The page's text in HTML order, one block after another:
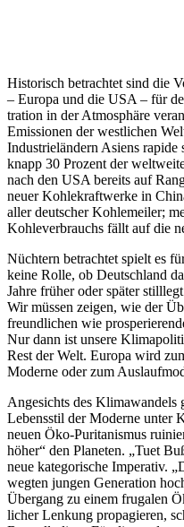
Histo­risch betrachtet sind die
– Europa und die USA – für
tration in der Atmosphäre
Emissionen der westlichen
Indus­trie­ländern Asiens rapide
knapp 30 Prozent der
nach den USA bereits auf
neuer Kohle­kraft­werke in
aller deutscher Kohle­meiler;
Kohle­ver­brauchs fällt auf die
Nüchtern betrachtet spielt es
keine Rolle, ob Deutschland
Jahre früher oder später
Wir müssen zeigen, wie der
freund­lichen wie
Nur dann ist unsere
Rest der Welt. Europa wird
Moderne oder zum
Angesichts des Klima­wandels
Lebensstil der Moderne unter
neuen Öko-Purita­nismus
höher“ den Planeten. „Tuet
neue katego­rische Imperativ.
wegten jungen Generation
Übergang zu einem frugalen
licher Lenkung propa­gieren,